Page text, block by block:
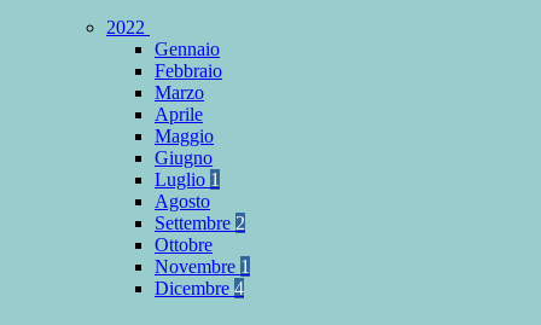
2022
Gennaio
Febbraio
Marzo
Aprile
Maggio
Giugno
Luglio 1
Agosto
Settembre 2
Ottobre
Novembre 1
Dicembre 4